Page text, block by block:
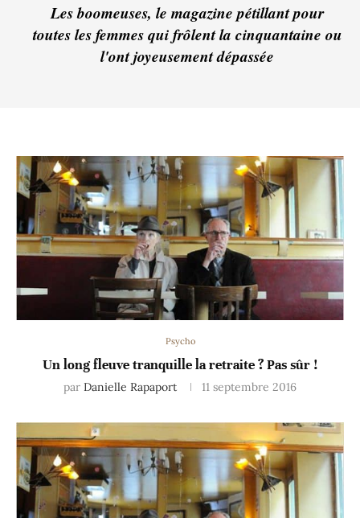
Les boomeuses, le magazine pétillant pour
toutes les femmes qui frôlent la cinquantaine ou
l'ont joyeusement dépassée
Psycho
Un long fleuve tranquille la retraite ? Pas sûr !
par Danielle Rapaport 11 septembre 2016